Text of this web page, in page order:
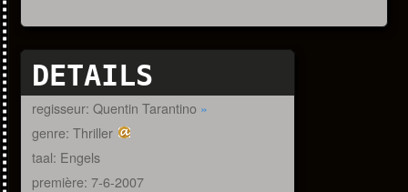
DETAILS
regisseur: Quentin Tarantino »
genre: Thriller
taal: Engels
première: 7-6-2007